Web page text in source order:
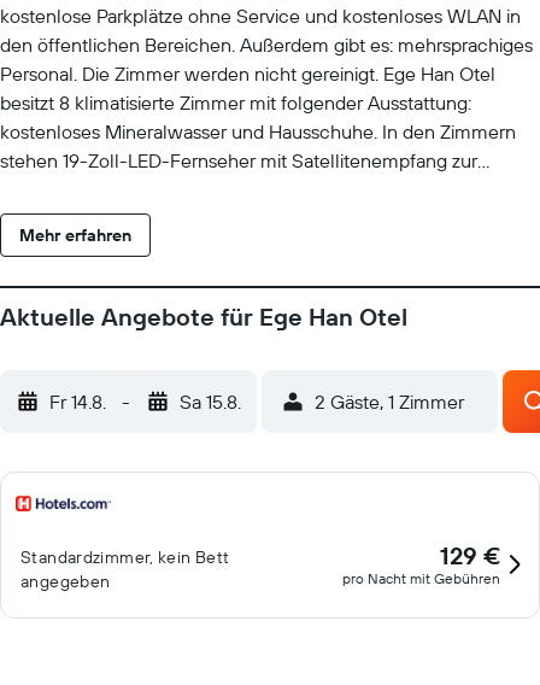
kostenlose Parkplätze ohne Service und kostenloses WLAN in
den öffentlichen Bereichen. Außerdem gibt es: mehrsprachiges
Personal. Die Zimmer werden nicht gereinigt. Ege Han Otel
besitzt 8 klimatisierte Zimmer mit folgender Ausstattung:
kostenloses Mineralwasser und Hausschuhe. In den Zimmern
stehen 19-Zoll-LED-Fernseher mit Satellitenempfang zur
Dieses B&B in Bozcaada bietet dir einen kostenlosen WLAN-
Zugang. Die unten aufgeführten Freizeitaktivitäten werden
Gebühren anfallen.
Mehr erfahren
Aktuelle Angebote für Ege Han Otel
Fr 14.8. - Sa 15.8. 2 Gäste, 1 Zimmer
Standardzimmer, kein Bett
angegeben
129 €
pro Nacht mit Gebühren